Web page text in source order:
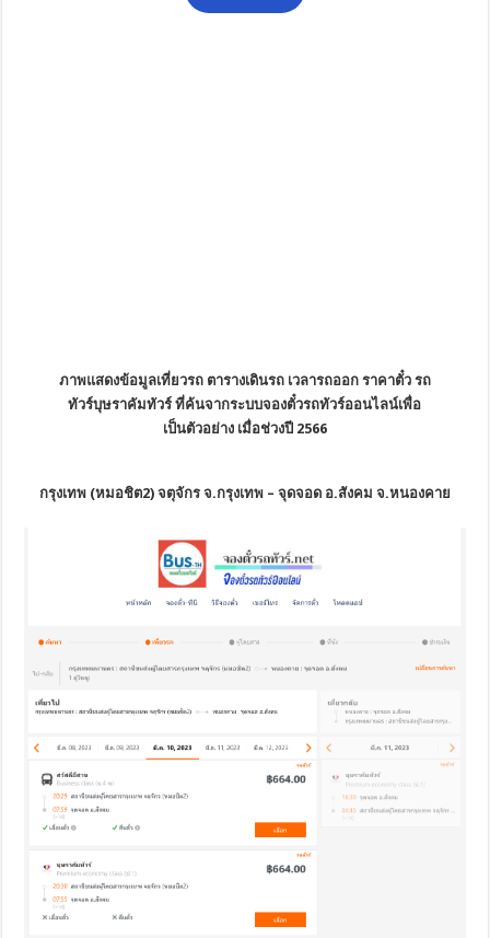
ภาพแสดงข้อมูลเที่ยวรถ ตารางเดินรถ เวลารถออก ราคาตั๋ว รถ
ทัวร์บุษราคัมทัวร์ ที่ค้นจากระบบจองตั๋วรถทัวร์ออนไลน์เพื่อ
เป็นตัวอย่าง เมื่อช่วงปี 2566
กรุงเทพ (หมอชิต2) จตุจักร จ.กรุงเทพ – จุดจอด อ.สังคม จ.หนองคาย